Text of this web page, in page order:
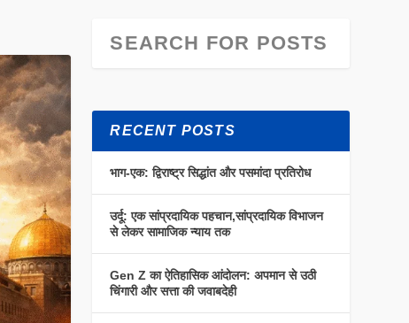
RECENT POSTS
भाग-एक: द्विराष्ट्र सिद्धांत और पसमांदा प्रतिरोध
उर्दू: एक सांप्रदायिक पहचान,सांप्रदायिक विभाजन
से लेकर सामाजिक न्याय तक
Gen Z का ऐतिहासिक आंदोलन: अपमान से उठी
चिंगारी और सत्ता की जवाबदेही